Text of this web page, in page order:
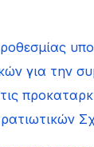
για την